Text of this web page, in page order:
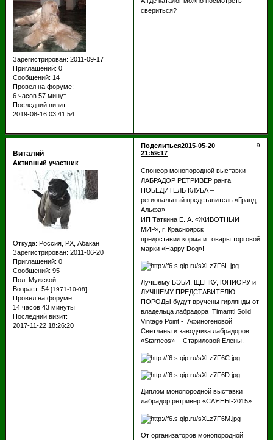
Зарегистрирован: 2011-09-17
Приглашений: 0
Сообщений: 14
Провел на форуме:
6 часов 57 минут
Последний визит:
2019-08-16 03:41:54
свериться?
Поделиться 9
2015-05-20
21:59:17
Виталий
Активный участник
Откуда: Россия, РХ, Абакан
Зарегистрирован: 2011-06-20
Приглашений: 0
Сообщений: 95
Пол: Мужской
Возраст: 54 [1971-10-08]
Провел на форуме:
14 часов 43 минуты
Последний визит:
2017-11-22 18:26:20
Спонсор монопородной выставки
ЛАБРАДОР РЕТРИВЕР ранга
ПОБЕДИТЕЛЬ КЛУБА –
региональный представитель «Гранд-
Альфа»
ИП Таткина Е. А. «ЖИВОТНЫЙ
МИР», г. Красноярск
предоставил корма и товары торговой
марки «Happy Dog»!
Лучшему БЭБИ, ЩЕНКУ, ЮНИОРУ и
ЛУЧШЕМУ ПРЕДСТАВИТЕЛЮ
ПОРОДЫ будут вручены гирлянды от
владельца лабрадора Timantti Solid
Vintage Point - Афиногеновой
Светланы и заводчика лабрадоров
«Starneos» - Стариловой Елены.
Диплом монопородной выставки
лабрадор ретривер «САЯНЫ-2015»
От организаторов монопородной